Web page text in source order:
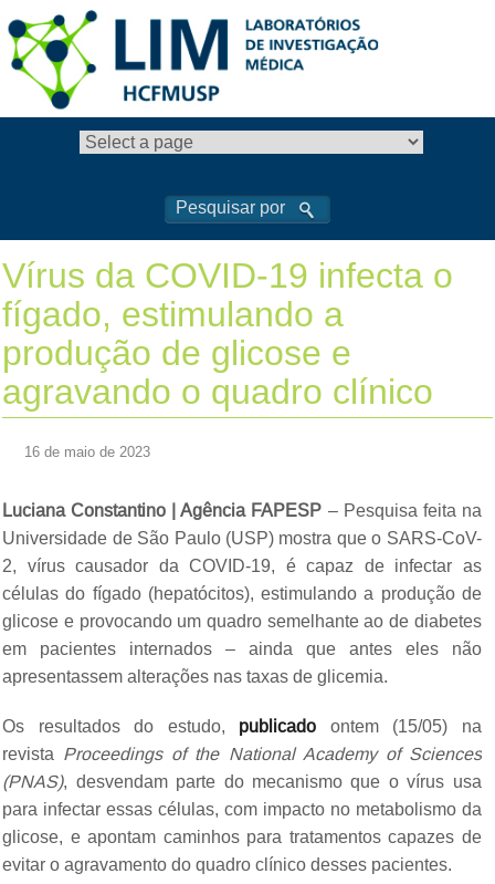
Vírus da COVID-19 infecta o
fígado, estimulando a
produção de glicose e
agravando o quadro clínico
16 de maio de 2023
Luciana Constantino | Agência FAPESP – Pesquisa feita na
Universidade de São Paulo (USP) mostra que o SARS-CoV-
2, vírus causador da COVID-19, é capaz de infectar as
células do fígado (hepatócitos), estimulando a produção de
glicose e provocando um quadro semelhante ao de diabetes
em pacientes internados – ainda que antes eles não
apresentassem alterações nas taxas de glicemia.
Os resultados do estudo, publicado ontem (15/05) na
revista Proceedings of the National Academy of Sciences
(PNAS), desvendam parte do mecanismo que o vírus usa
para infectar essas células, com impacto no metabolismo da
glicose, e apontam caminhos para tratamentos capazes de
evitar o agravamento do quadro clínico desses pacientes.